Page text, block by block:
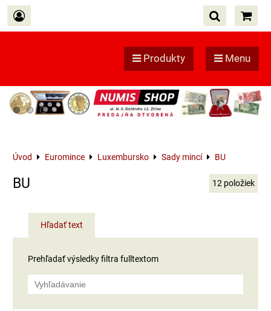
Produkty Menu
Úvod Euromince Luxembursko Sady mincí BU
BU 12 položiek
Hľadať text
Prehľadať výsledky filtra fulltextom